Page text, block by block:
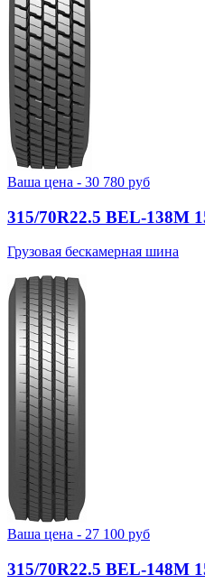
Ваша цена - 30 780 руб
315/70R22.5 BEL-138М
Грузовая бескамерная шина
Ваша цена - 27 100 руб
315/70R22.5 BEL-148М